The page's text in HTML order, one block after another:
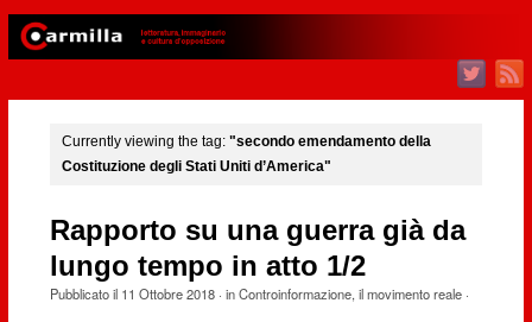
Currently viewing the tag: "secondo emendamento della
Costituzione degli Stati Uniti d’America"
Rapporto su una guerra già da
lungo tempo in atto 1/2
Pubblicato il 11 Ottobre 2018· inControinformazione, il movimento reale·